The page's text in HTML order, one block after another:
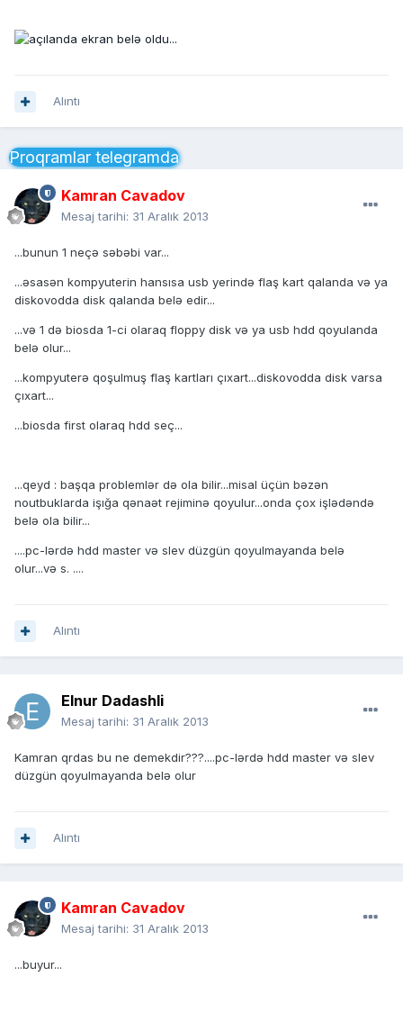
Alıntı
Proqramlar telegramda
Kamran Cavadov
Mesaj tarihi: 31 Aralık 2013
...bunun 1 neçə səbəbi var...
...əsasən kompyuterin hansısa usb yerində flaş kart qalanda və ya
diskovodda disk qalanda belə edir...
...və 1 də biosda 1-ci olaraq floppy disk və ya usb hdd qoyulanda
belə olur...
...kompyuterə qoşulmuş flaş kartları çıxart...diskovodda disk varsa
çıxart...
...biosda first olaraq hdd seç...
...qeyd : başqa problemlər də ola bilir...misal üçün bəzən
noutbuklarda işığa qənaət rejiminə qoyulur...onda çox işlədəndə
belə ola bilir...
....pc-lərdə hdd master və slev düzgün qoyulmayanda belə
olur...və s. ....
Alıntı
Elnur Dadashli
Mesaj tarihi: 31 Aralık 2013
Kamran qrdas bu ne demekdir???....pc-lərdə hdd master və slev
düzgün qoyulmayanda belə olur
Alıntı
Kamran Cavadov
Mesaj tarihi: 31 Aralık 2013
...buyur...